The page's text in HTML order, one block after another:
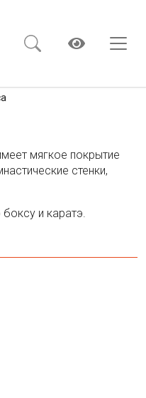
мягкое покрытие
стенки,
и каратэ.